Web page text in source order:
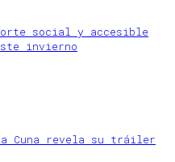
social y accesible
invierno
la Cuna revela su tráiler